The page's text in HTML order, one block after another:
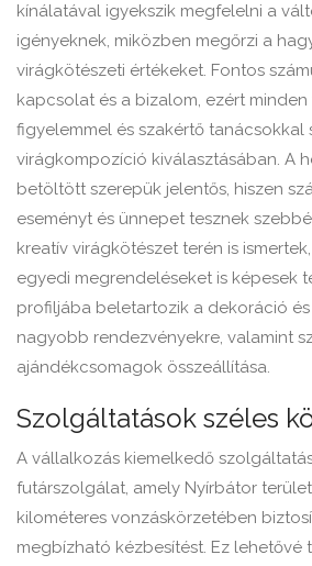
kínálatával igyekszik megfelelni a
igényeknek, miközben megőrzi a
virágkötészeti értékeket. Fontos
kapcsolat és a bizalom, ezért
figyelemmel és szakértő tanácsokkal
virágkompozíció kiválasztásában. A
betöltött szerepük jelentős, hiszen
eseményt és ünnepet tesznek
kreatív virágkötészet terén is
egyedi megrendeléseket is képesek
profiljába beletartozik a dekoráció és
nagyobb rendezvényekre, valamint
ajándékcsomagok összeállítása.
Szolgáltatások széles
A vállalkozás kiemelkedő
futárszolgálat, amely Nyírbátor
kilométeres vonzáskörzetében
megbízható kézbesítést. Ez lehetővé